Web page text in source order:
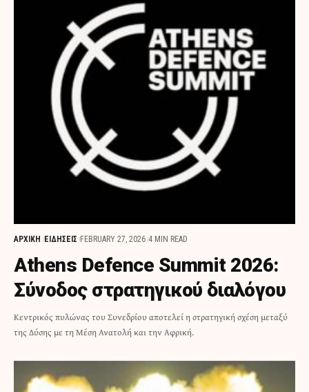
ΑΡΧΙΚΗ ΕΙΔΗΣΕΙΣ FEBRUARY 27, 2026 4 MIN READ
Athens Defence Summit 2026:
Σύνοδος στρατηγικού διαλόγου
Κεντρικός πυλώνας του Συνεδρίου αποτελεί η στρατηγική σχέση μεταξύ
της Δύσης με τη Μέση Ανατολή και την Αφρική.